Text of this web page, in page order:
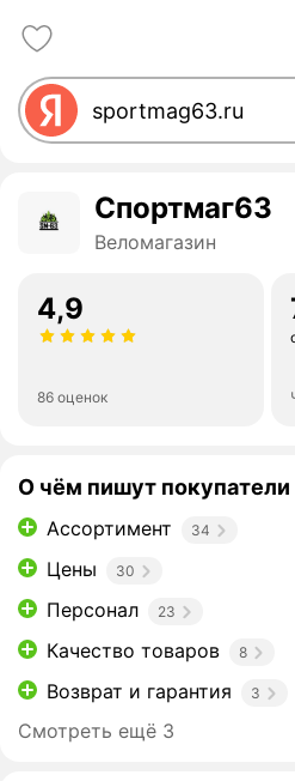
Спортмаг63
Веломагазин
4,9
86 оценок
О чём пишут покупатели
Ассортимент 34
Цены 30
Персонал 23
Качество товаров 8
Возврат и гарантия 3
Смотреть ещё 3